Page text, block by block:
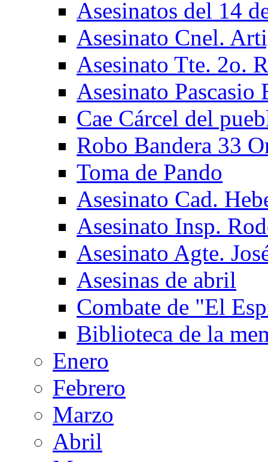
Asesinatos del 14
Asesinato Cnel.
Asesinato Tte. 2o.
Asesinato Pascasio
Cae Cárcel del
Robo Bandera 33
Toma de Pando
Asesinato Cad.
Asesinato Insp.
Asesinato Agte.
Asesinas de abril
Combate de "El
Biblioteca de la
Enero
Febrero
Marzo
Abril